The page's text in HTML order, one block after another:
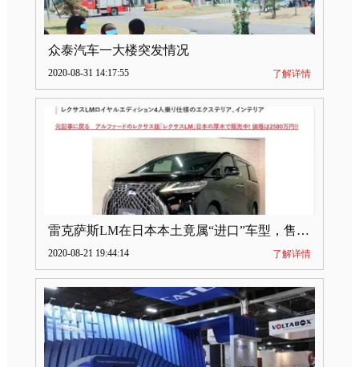
众泰汽车一大楼突发情况
2020-08-31 14:17:55 了解详情
雷克萨斯LM在日本本土竟属“进口”车型，售价2580万日元
2020-08-21 19:44:14 了解详情